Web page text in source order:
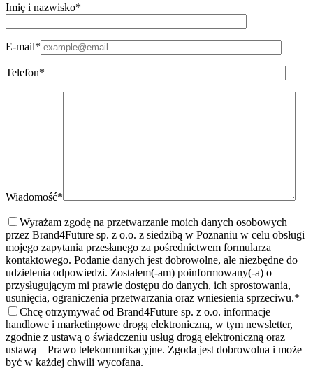
Imię i nazwisko*
E-mail*
Telefon*
Wiadomość*
Wyrażam zgodę na przetwarzanie moich danych osobowych
przez Brand4Future sp. z o.o. z siedzibą w Poznaniu w celu obsługi
mojego zapytania przesłanego za pośrednictwem formularza
kontaktowego. Podanie danych jest dobrowolne, ale niezbędne do
udzielenia odpowiedzi. Zostałem(-am) poinformowany(-a) o
przysługującym mi prawie dostępu do danych, ich sprostowania,
usunięcia, ograniczenia przetwarzania oraz wniesienia sprzeciwu.*
Chcę otrzymywać od Brand4Future sp. z o.o. informacje
handlowe i marketingowe drogą elektroniczną, w tym newsletter,
zgodnie z ustawą o świadczeniu usług drogą elektroniczną oraz
ustawą – Prawo telekomunikacyjne. Zgoda jest dobrowolna i może
być w każdej chwili wycofana.